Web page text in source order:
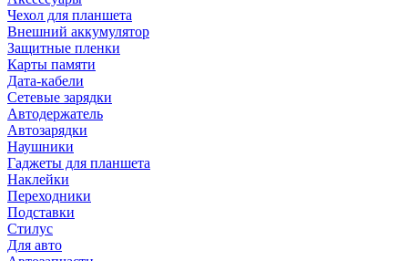
Чехол для планшета
Внешний аккумулятор
Защитные пленки
Карты памяти
Дата-кабели
Сетевые зарядки
Автодержатель
Автозарядки
Наушники
Гаджеты для планшета
Наклейки
Переходники
Подставки
Стилус
Для авто